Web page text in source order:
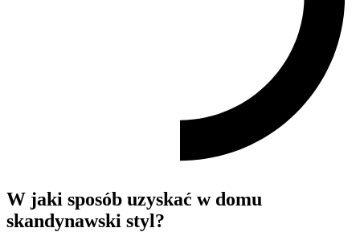
W jaki sposób uzyskać w domu
skandynawski styl?